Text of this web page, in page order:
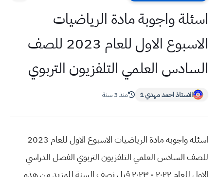
اسئلة واجوبة مادة الرياضيات
الاسبوع الاول للعام 2023 للصف
السادس العلمي التلفزيون التربوي
الاستاذ احمد مهدي 1 منذ 3 سنة
اسئلة واجوبة مادة الرياضيات الاسبوع الاول للعام 2023
للصف السادس العلمي التلفزيون التربوي الفصل الدراسي
الاول للعام ٢٠٢٢ - ٢٠٢٣ قبل نصف السنة للمزيد من هذه